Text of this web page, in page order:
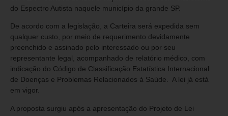
do Espectro Autista naquele município da grande SP.
De acordo com a legislação, a Carteira será expedida sem
qualquer custo, por meio de requerimento devidamente
preenchido e assinado pelo interessado ou por seu
representante legal, acompanhado de relatório médico, com
indicação do Código de Classificação Estatística Internacional
de Doenças e Problemas Relacionados à Saúde. A lei já está
em vigor.
A proposta surgiu após a apresentação do Projeto de Lei